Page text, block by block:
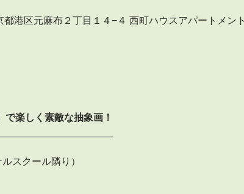
港区元麻布２丁目１４−４ 西町ハウスアパートメン
楽しく素敵な抽象画！
スクール隣り）